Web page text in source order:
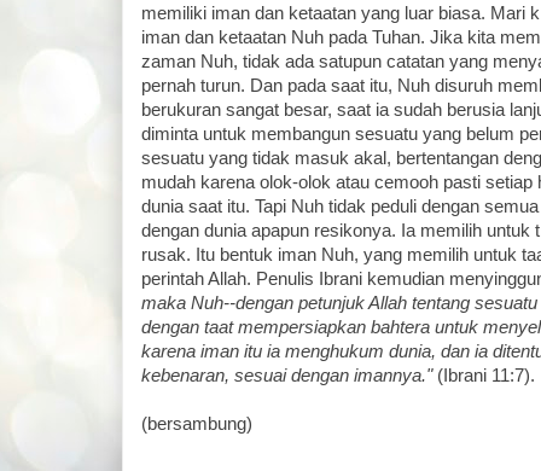
memiliki iman dan ketaatan yang luar biasa. Mari
iman dan ketaatan Nuh pada Tuhan. Jika kita
zaman Nuh, tidak ada satupun catatan yang
pernah turun. Dan pada saat itu, Nuh disuruh
berukuran sangat besar, saat ia sudah berusia
diminta untuk membangun sesuatu yang belum
sesuatu yang tidak masuk akal, bertentangan
mudah karena olok-olok atau cemooh pasti setiap
dunia saat itu. Tapi Nuh tidak peduli dengan
dengan dunia apapun resikonya. Ia memilih untuk
rusak. Itu bentuk iman Nuh, yang memilih untuk
perintah Allah. Penulis Ibrani kemudian
maka Nuh--dengan petunjuk Allah tentang
dengan taat mempersiapkan bahtera untuk
karena iman itu ia menghukum dunia, dan ia
kebenaran, sesuai dengan imannya."(Ibrani 11:7).
(bersambung)